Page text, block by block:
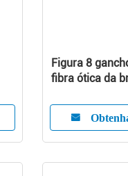
Figura 8
fibra ótica da